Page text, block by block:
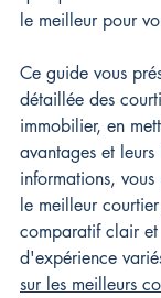
le meilleur pour
Ce guide vous
détaillée des
immobilier, en
avantages et
informations,
le meilleur
comparatif clair et
d'expérience
sur les meilleurs